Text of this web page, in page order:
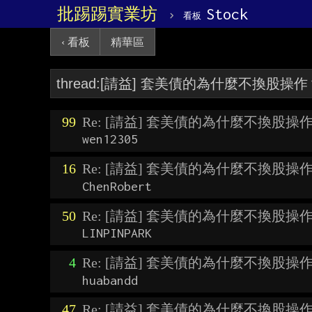
批踢踢實業坊 › 看板 Stock
‹ 看板 精華區
99 Re: [請益] 套美債的為什麼不換股操
wen12305
16 Re: [請益] 套美債的為什麼不換股操
ChenRobert
50 Re: [請益] 套美債的為什麼不換股操
LINPINPARK
4 Re: [請益] 套美債的為什麼不換股操
huabandd